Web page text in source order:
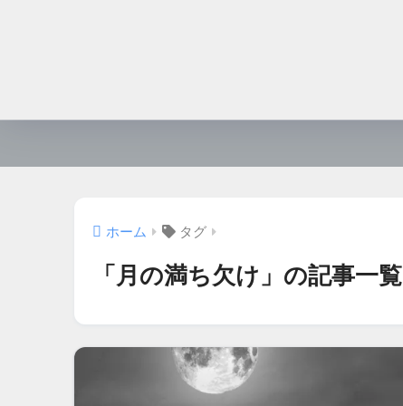
ホーム タグ
「月の満ち欠け」の記事一覧